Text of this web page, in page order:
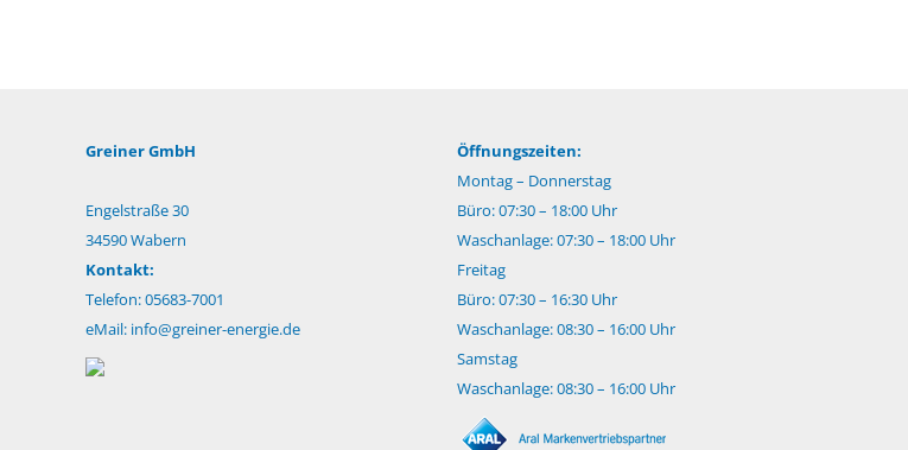
Greiner GmbH
Engelstraße 30
34590 Wabern
Kontakt:
Telefon: 05683-7001
eMail: info@greiner-energie.de
Öffnungszeiten:
Montag – Donnerstag
Büro: 07:30 – 18:00 Uhr
Waschanlage: 07:30 – 18:00 Uhr
Freitag
Büro: 07:30 – 16:30 Uhr
Waschanlage: 08:30 – 16:00 Uhr
Samstag
Waschanlage: 08:30 – 16:00 Uhr